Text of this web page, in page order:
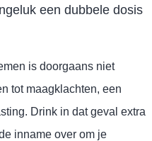
een dubbele dosis
is doorgaans niet
tot maagklachten, een
Drink in dat geval extra
inname over om je